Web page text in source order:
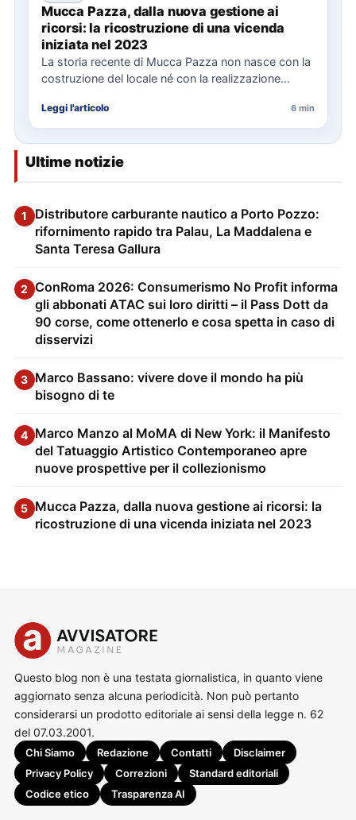
Mucca Pazza, dalla nuova gestione ai
ricorsi: la ricostruzione di una vicenda
iniziata nel 2023
La storia recente di Mucca Pazza non nasce con la
costruzione del locale né con la realizzazione
Leggi l'articolo 6 min
Ultime notizie
1
Distributore carburante nautico a Porto Pozzo:
rifornimento rapido tra Palau, La Maddalena e
Santa Teresa Gallura
2 ConRoma 2026: Consumerismo No Profit informa
gli abbonati ATAC sui loro diritti – il Pass Dott da
90 corse, come ottenerlo e cosa spetta in caso di
disservizi
3 Marco Bassano: vivere dove il mondo ha più
bisogno di te
4 Marco Manzo al MoMA di New York: il Manifesto
del Tatuaggio Artistico Contemporaneo apre
nuove prospettive per il collezionismo
5 Mucca Pazza, dalla nuova gestione ai ricorsi: la
ricostruzione di una vicenda iniziata nel 2023
Questo blog non è una testata giornalistica, in quanto viene
aggiornato senza alcuna periodicità. Non può pertanto
considerarsi un prodotto editoriale ai sensi della legge n. 62
del 07.03.2001.
Chi Siamo Redazione Contatti
Disclaimer
Privacy Policy
Correzioni
Standard editoriali
Codice etico
Trasparenza AI